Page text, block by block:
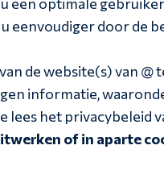
eenvoudiger door de
de website(s) van @
informatie,
het privacybeleid
of in aparte